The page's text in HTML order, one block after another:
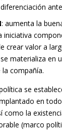
: aumenta la
iniciativa
crear valor a
materializa en
compañía.
se
en
como la
(marco